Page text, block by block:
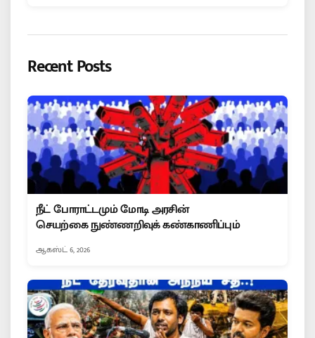
Recent Posts
நீட் போராட்டமும் மோடி அரசின்
செயற்கை நுண்ணறிவுக் கண்காணிப்பும்
ஆகஸ்ட் 6, 2026